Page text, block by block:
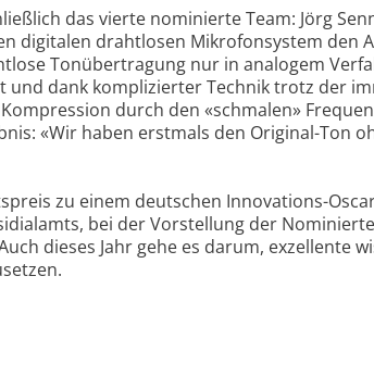
das vierte nominierte Team: Jörg
digitalen drahtlosen Mikrofonsystem den
Tonübertragung nur in analogem
und dank komplizierter Technik trotz der
durch den «schmalen»
«Wir haben erstmals den Original-Ton
zu einem deutschen Innovations-
bei der Vorstellung der
dieses Jahr gehe es darum, exzellente